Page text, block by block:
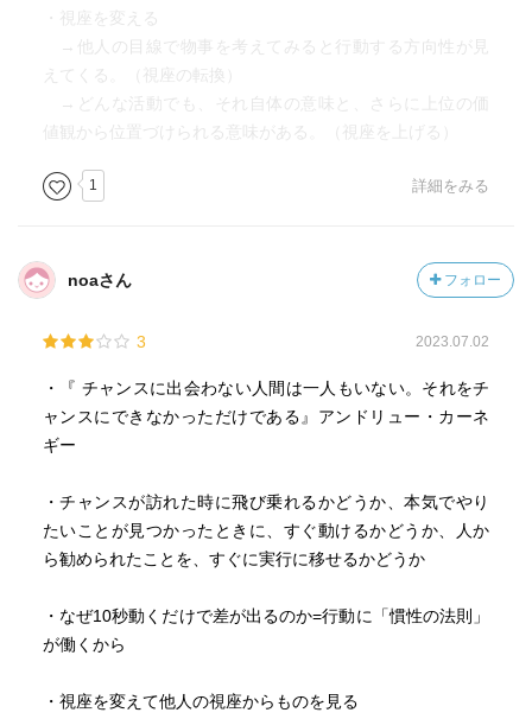
・視座を変える
→他人の目線で物事を考えてみると行動する方向性が見
えてくる。（視座の転換）
→どんな活動でも、それ自体の意味と、さらに上位の価
値観から位置づけられる意味がある。（視座を上げる）
1 詳細をみる
noaさん フォロー
3 2023.07.02
・『 チャンスに出会わない人間は一人もいない。それをチ
ャンスにできなかっただけである』アンドリュー・カーネ
ギー
・チャンスが訪れた時に飛び乗れるかどうか、本気でやり
たいことが見つかったときに、すぐ動けるかどうか、人か
ら勧められたことを、すぐに実行に移せるかどうか
・なぜ10秒動くだけで差が出るのか=行動に「慣性の法則」
が働くから
・視座を変えて他人の視座からものを見る